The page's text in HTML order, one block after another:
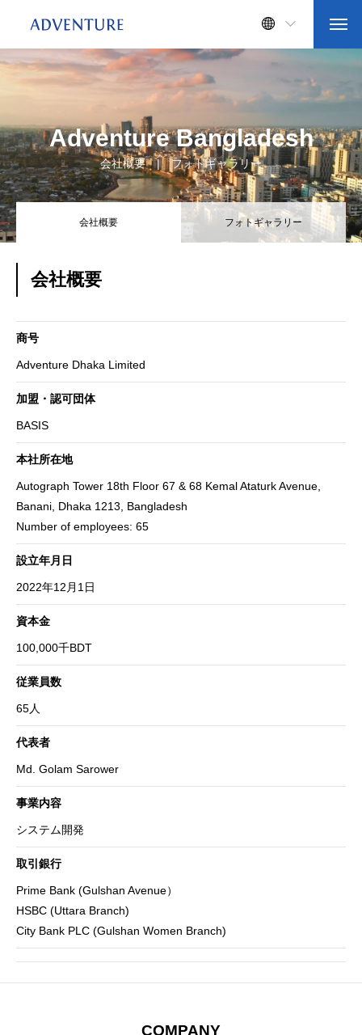
GLOBAL SUBSIDIARIES
IR IR情報
Adventure Bangladesh
会社概要 | フォトギャラリー
会社概要 フォトギャラリー
会社概要
商号
Adventure Dhaka Limited
加盟・認可団体
BASIS
本社所在地
Autograph Tower 18th Floor 67 & 68 Kemal Ataturk Avenue,
Banani, Dhaka 1213, Bangladesh
Number of employees: 65
設立年月日
2022年12月1日
資本金
100,000千BDT
従業員数
65人
代表者
Md. Golam Sarower
事業内容
システム開発
取引銀行
Prime Bank (Gulshan Avenue）
HSBC (Uttara Branch)
City Bank PLC (Gulshan Women Branch)
COMPANY